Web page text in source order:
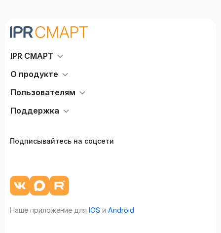
IPR СМАРТ
О продукте
Пользователям
Поддержка
Подписывайтесь на соцсети
Наше приложение для IOS и Android